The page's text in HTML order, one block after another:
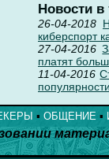
Новости в
26-04-2018
киберспорт
27-04-2016
платят
11-04-2016
▪ ОБЩЕНИЕ ▪